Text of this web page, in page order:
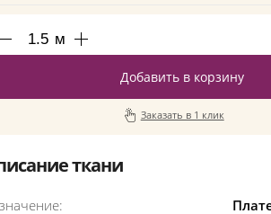
м
Добавить в корзину
Заказать в 1 клик
ткани